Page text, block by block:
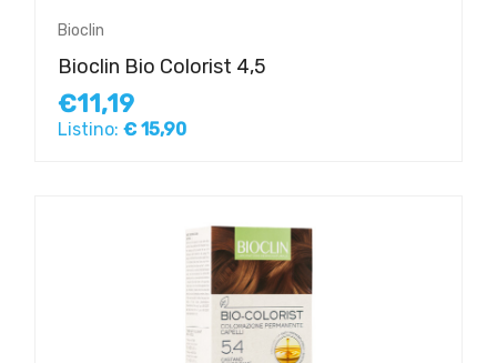
Bioclin
Bioclin Bio Colorist 4,5
€11,19
Listino: € 15,90